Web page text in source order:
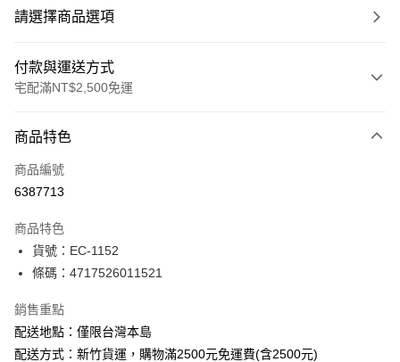
請選擇商品選項
付款與運送方式
宅配滿NT$2,500免運
信用卡一次付款
Apple Pay
悠遊付
ATM付款
運送方式
下單前請先詢問庫存
商品特色
商品編號
6387713
商品特色
貨號：EC-1152
條碼：4717526011521
銷售重點
配送地點：僅限台灣本島
配送方式：新竹貨運，購物滿2500元免運費(含2500元)